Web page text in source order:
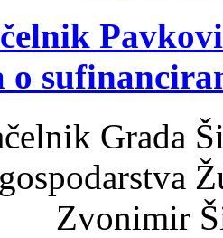
o
Grada
Zvonimir